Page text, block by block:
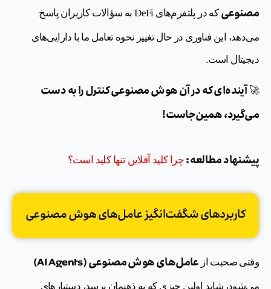
مصنوعی که در پلتفرم‌های DeFi به سؤالات کاربران پاسخ
می‌دهد، این فناوری در حال تغییر نحوه تعامل ما با دارایی‌های
دیجیتال است.
🚀 آینده‌ای که در آن هوش مصنوعی کنترل را به دست
می‌گیرد، همین‌جاست!
پیشنهاد مطالعه : چرا کلید آفلاین تنها کلید است؟
کاربردهای شگفت‌انگیز عامل‌های هوش مصنوعی
وقتی صحبت از عامل‌های هوش مصنوعی (AI Agents)
می‌شود، شاید اولین چیزی که به ذهنمان برسد، دستیارهای